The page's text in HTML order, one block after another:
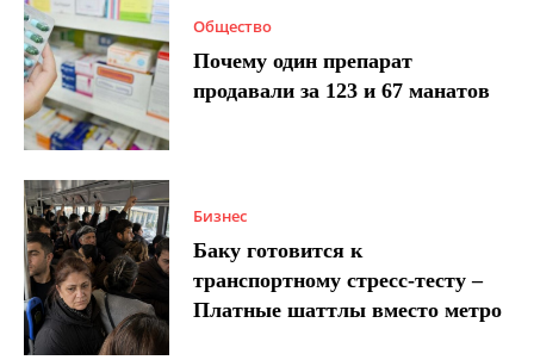
Общество
Почему один препарат
продавали за 123 и 67 манатов
Бизнес
Баку готовится к
транспортному стресс-тесту –
Платные шаттлы вместо метро